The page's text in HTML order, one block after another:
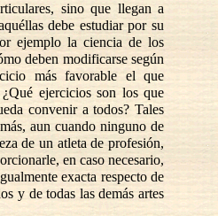
sino que llegan a
debe estudiar por su
ejemplo la ciencia de los
deben modificarse según
más favorable el que
ejercicios son los que
convenir a todos? Tales
aun cuando ninguno de
de un atleta de profesión,
en caso necesario,
exacta respecto de
y de todas las demás artes